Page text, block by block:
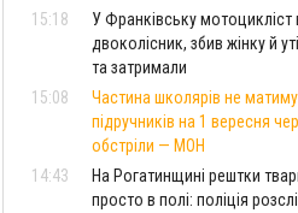
15:18
У Франківську мотоцикліст
двоколісник, збив жінку й
та затримали
15:08
Частина школярів не
підручників на 1 вересня
обстріли — МОН
14:43
На Рогатинщині рештки
просто в полі: поліція